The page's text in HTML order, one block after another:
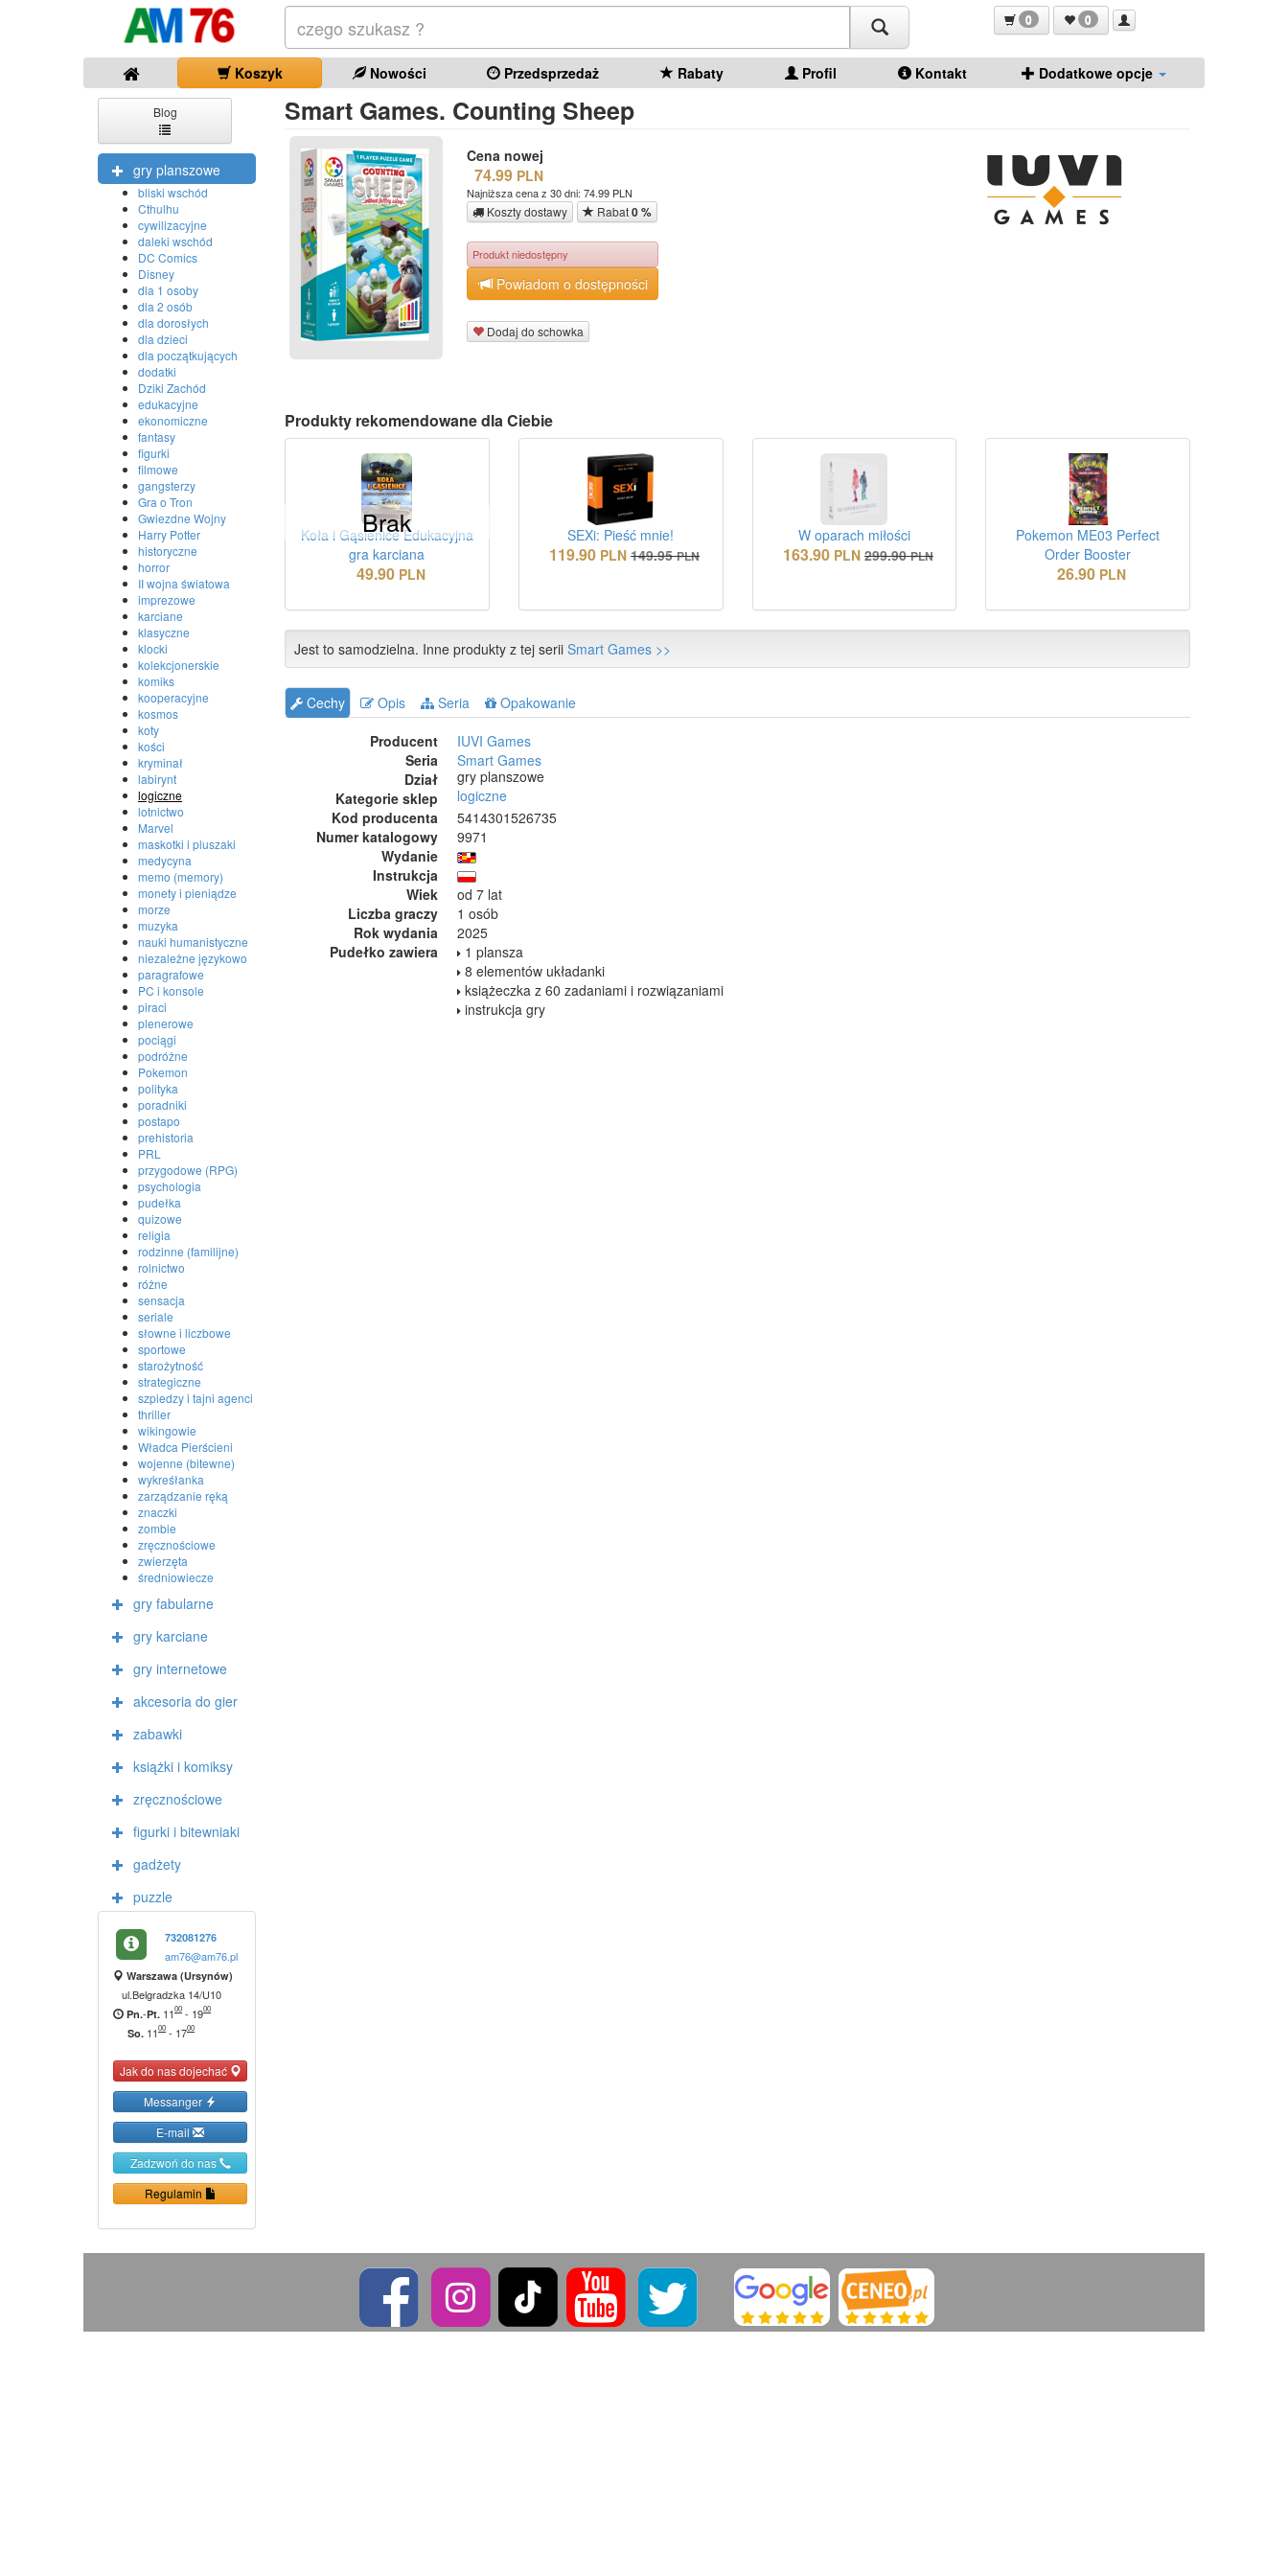
0 0
Koszyk Nowości Przedsprzedaż Rabaty Profil Kontakt Dodatkowe opcje
Blog
gry planszowe
bliski wschód
Cthulhu
cywilizacyjne
daleki wschód
DC Comics
Disney
dla 1 osoby
dla 2 osób
dla dorosłych
dla dzieci
dla początkujących
dodatki
Dziki Zachód
edukacyjne
ekonomiczne
fantasy
figurki
filmowe
gangsterzy
Gra o Tron
Gwiezdne Wojny
Harry Potter
historyczne
horror
II wojna światowa
imprezowe
karciane
klasyczne
klocki
kolekcjonerskie
komiks
kooperacyjne
kosmos
koty
kości
kryminał
labirynt
logiczne
lotnictwo
Marvel
maskotki i pluszaki
medycyna
memo (memory)
monety i pieniądze
morze
muzyka
nauki humanistyczne
niezależne językowo
paragrafowe
PC i konsole
piraci
plenerowe
pociągi
podróżne
Pokemon
polityka
poradniki
postapo
prehistoria
PRL
przygodowe (RPG)
psychologia
pudełka
quizowe
religia
rodzinne (familijne)
rolnictwo
różne
sensacja
seriale
słowne i liczbowe
sportowe
starożytność
strategiczne
szpiedzy i tajni agenci
thriller
wikingowie
Władca Pierścieni
wojenne (bitewne)
wykreśłanka
zarządzanie ręką
znaczki
zombie
zręcznościowe
zwierzęta
średniowiecze
gry fabularne
gry karciane
gry internetowe
akcesoria do gier
zabawki
książki i komiksy
zręcznościowe
figurki i bitewniaki
gadżety
puzzle
732081276
am76@am76.pl
Warszawa (Ursynów)
ul.Belgradzka 14/U10
Pn.-Pt. 1100 - 1900
So. 1100 - 1700
Jak do nas dojechać
Messanger
E-mail
Zadzwoń do nas
Regulamin
Smart Games. Counting Sheep
Cena nowej
74.99 PLN
Najniższa cena z 30 dni: 74.99 PLN
Koszty dostawy Rabat0 %
Produkt niedostępny
Powiadom o dostępności
Dodaj do schowka
Produkty rekomendowane dla Ciebie
Brak
Koła i Gąsienice Edukacyjna
gra karciana
49.90 PLN
SEXi: Pieść mnie!
119.90 PLN 149.95 PLN
W oparach miłości
163.90 PLN 299.90 PLN
Pokemon ME03 Perfect
Order Booster
26.90 PLN
Jest to samodzielna. Inne produkty z tej serii Smart Games >>
Cechy Opis Seria
Opakowanie
Producent
IUVI Games
Seria
Smart Games
Dział
gry planszowe
Kategorie sklep
logiczne
Kod producenta
5414301526735
Numer katalogowy
9971
Wydanie
Instrukcja
Wiek
od 7 lat
Liczba graczy
1 osób
Rok wydania
2025
Pudełko zawiera
1 plansza
8 elementów układanki
książeczka z 60 zadaniami i rozwiązaniami
instrukcja gry